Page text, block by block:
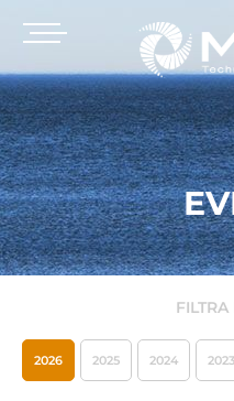
2026 2025 2024 2023